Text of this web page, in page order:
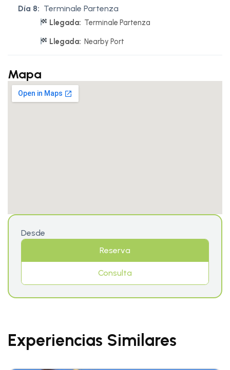
Día 8: Terminale Partenza
Llegada: Terminale Partenza
Llegada: Nearby Port
Mapa
Desde
Reserva
Consulta
Experiencias Similares